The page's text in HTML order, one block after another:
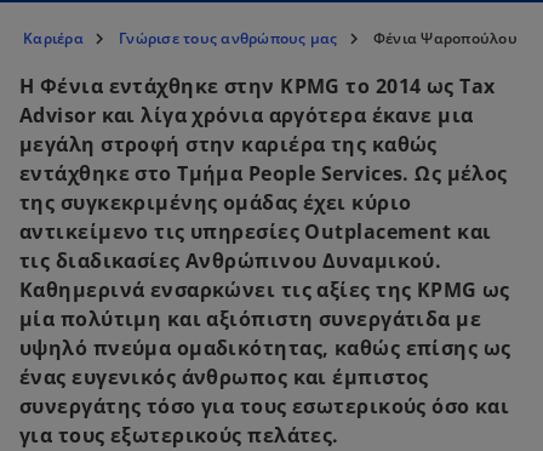
Καριέρα Γνώρισε τους ανθρώπους μας Φένια Ψαροπούλου
Η Φένια εντάχθηκε στην KPMG το 2014 ως Tax
Advisor και λίγα χρόνια αργότερα έκανε μια
μεγάλη στροφή στην καριέρα της καθώς
εντάχθηκε στο Τμήμα People Services. Ως μέλος
της συγκεκριμένης ομάδας έχει κύριο
αντικείμενο τις υπηρεσίες Outplacement και
τις διαδικασίες Ανθρώπινου Δυναμικού.
Καθημερινά ενσαρκώνει τις αξίες της KPMG ως
μία πολύτιμη και αξιόπιστη συνεργάτιδα με
υψηλό πνεύμα ομαδικότητας, καθώς επίσης ως
ένας ευγενικός άνθρωπος και έμπιστος
συνεργάτης τόσο για τους εσωτερικούς όσο και
για τους εξωτερικούς πελάτες.